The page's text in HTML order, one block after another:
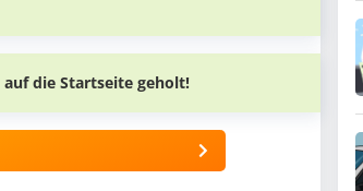
auf die Startseite geholt!